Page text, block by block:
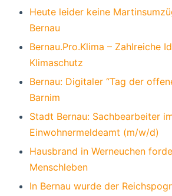
Heute leider keine
Bernau
Bernau.Pro.Klima – Zahlreiche
Klimaschutz
Bernau: Digitaler “Tag der
Barnim
Stadt Bernau: Sachbearbeiter
Einwohnermeldeamt (m/w/d)
Hausbrand in Werneuchen
Menschleben
In Bernau wurde der